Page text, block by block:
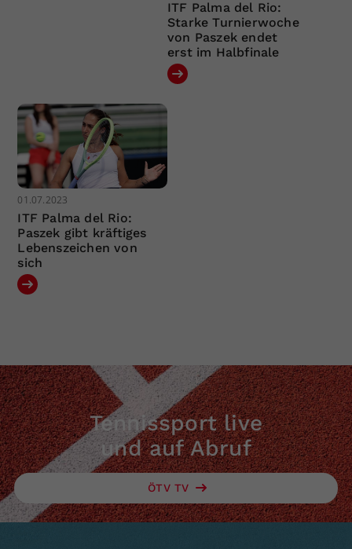
ITF Palma del Rio:
Starke Turnierwoche
von Paszek endet
erst im Halbfinale
01.07.2023
ITF Palma del Rio:
Paszek gibt kräftiges
Lebenszeichen von
sich
Tennissport live
und auf Abruf
ÖTV TV